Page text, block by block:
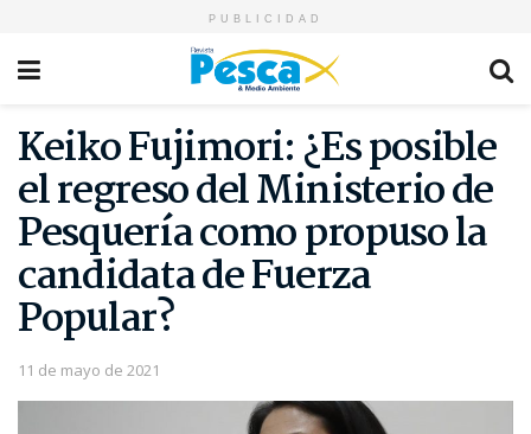
PUBLICIDAD
Keiko Fujimori: ¿Es posible
el regreso del Ministerio de
Pesquería como propuso la
candidata de Fuerza
Popular?
11 de mayo de 2021